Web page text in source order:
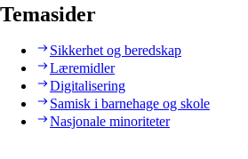
Temasider
Sikkerhet og beredskap
Læremidler
Digitalisering
Samisk i barnehage og skole
Nasjonale minoriteter